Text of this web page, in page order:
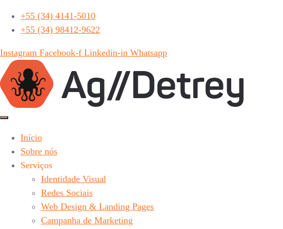
+55 (34) 4141-5010
+55 (34) 98412-9622
Instagram Facebook-f Linkedin-in Whatsapp
Início
Sobre nós
Serviços
Identidade Visual
Redes Sociais
Web Design & Landing Pages
Campanha de Marketing